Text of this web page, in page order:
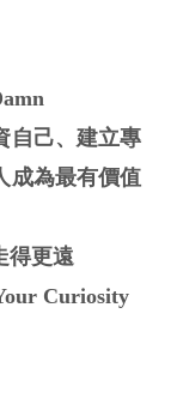
自己、建立專
成為最有價值
得更遠
Curiosity